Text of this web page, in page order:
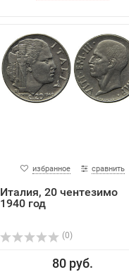
избранное сравнить
Италия, 20 чентезимо
1940 год
(0)
80 руб.